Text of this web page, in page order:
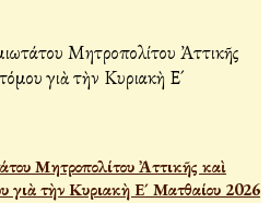
Μητροπολίτου Ἀττικῆς καὶ
γιὰ τὴν Κυριακὴ Ε´ Ματθαίου 2026